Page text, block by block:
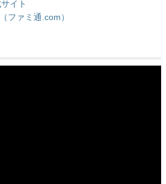
イト
ファミ通.com）